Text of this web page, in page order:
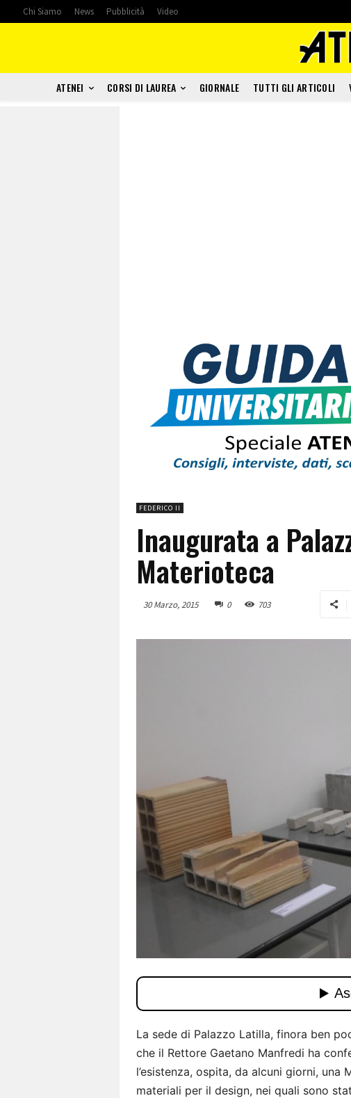
Chi Siamo News Pubblicità Video
ATENEI CORSI DI LAUREA GIORNALE TUTTI GLI ARTICOLI
FEDERICO II
Inaugurata a
Materioteca
30 Marzo, 2015 0 703
La sede di Palazzo Latilla, finora ben
che il Rettore Gaetano Manfredi ha
l’esistenza, ospita, da alcuni giorni,
materiali per il design, nei quali sono